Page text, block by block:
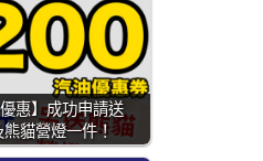
惠】成功申請送
貓營燈一件！